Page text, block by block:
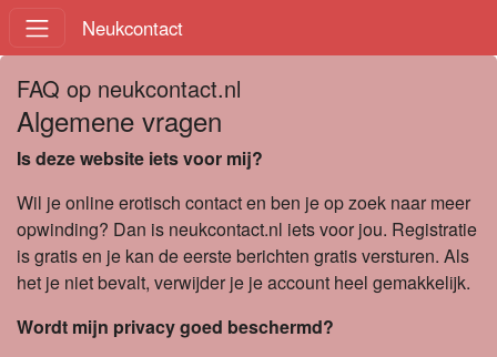
Neukcontact
FAQ op neukcontact.nl
Algemene vragen
Is deze website iets voor mij?
Wil je online erotisch contact en ben je op zoek naar meer
opwinding? Dan is neukcontact.nl iets voor jou. Registratie
is gratis en je kan de eerste berichten gratis versturen. Als
het je niet bevalt, verwijder je je account heel gemakkelijk.
Wordt mijn privacy goed beschermd?